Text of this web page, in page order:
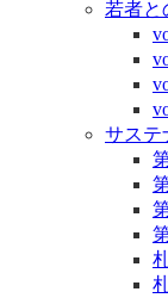
若者と
サステ